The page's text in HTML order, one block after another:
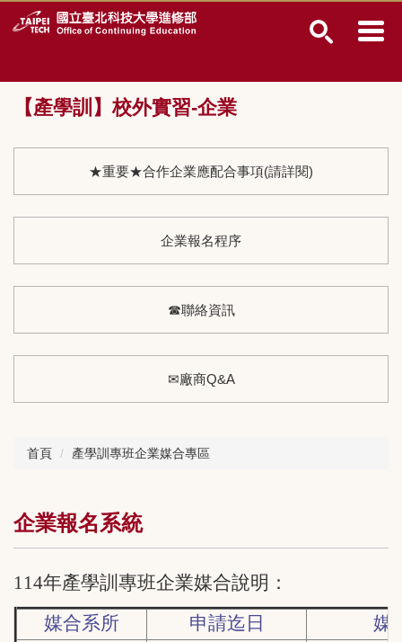
到
【產學訓】校外實習-企業
★重要★合作企業應配合事項(請詳閱)
企業報名程序
☎聯絡資訊
✉廠商Q&A
首頁 產學訓專班企業媒合專區
企業報名系統
114年產學訓專班企業媒合說明：
媒合系所 申請迄日 媒